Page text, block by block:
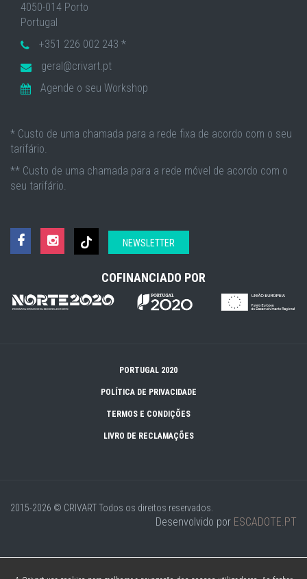
4050-014 Porto
Portugal
+351 226 002 243 *
geral@crivart.pt
Agende o seu Workshop
* Custo de uma chamada para a rede fixa de acordo com o seu
tarifário.
** Custo de uma chamada para a rede móvel de acordo com o
seu tarifário.
NEWSLETTER
COFINANCIADO POR
PORTUGAL 2020
POLÍTICA DE PRIVACIDADE
TERMOS E CONDIÇÕES
LIVRO DE RECLAMAÇÕES
2015-2026 © CRIVARTTodos os direitos reservados.
Desenvolvido por ESCADOTE.PT